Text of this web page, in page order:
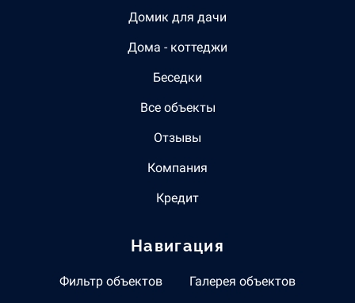
Домик для дачи
Дома - коттеджи
Беседки
Все объекты
Отзывы
Компания
Кредит
Навигация
Фильтр объектов
Галерея объектов